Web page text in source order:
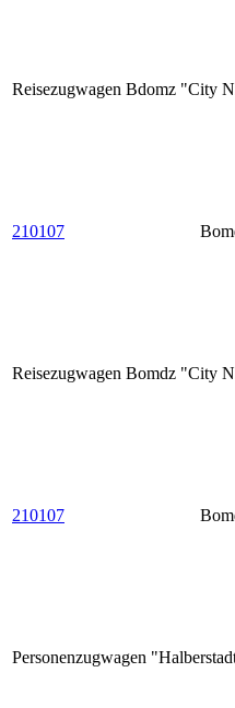
Reisezugwagen Bdomz "City
210107
Reisezugwagen Bomdz "City
210107
Personenzugwagen